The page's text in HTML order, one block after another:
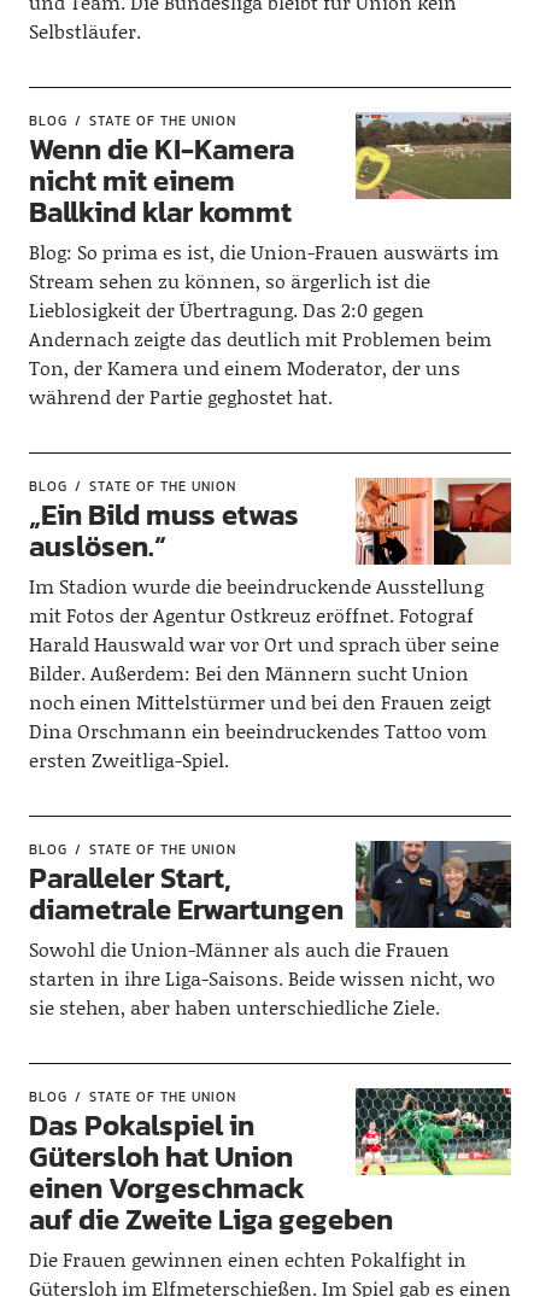
Selbstläufer.
BLOG STATE OF THE UNION
Wenn die KI-Kamera
nicht mit einem
Ballkind klar kommt
Blog: So prima es ist, die Union-Frauen auswärts im
Stream sehen zu können, so ärgerlich ist die
Lieblosigkeit der Übertragung. Das 2:0 gegen
Andernach zeigte das deutlich mit Problemen beim
Ton, der Kamera und einem Moderator, der uns
während der Partie geghostet hat.
BLOG STATE OF THE UNION
„Ein Bild muss etwas
auslösen.“
Im Stadion wurde die beeindruckende Ausstellung
mit Fotos der Agentur Ostkreuz eröffnet. Fotograf
Harald Hauswald war vor Ort und sprach über seine
Bilder. Außerdem: Bei den Männern sucht Union
noch einen Mittelstürmer und bei den Frauen zeigt
Dina Orschmann ein beeindruckendes Tattoo vom
ersten Zweitliga-Spiel.
BLOG STATE OF THE UNION
Paralleler Start,
diametrale Erwartungen
Sowohl die Union-Männer als auch die Frauen
starten in ihre Liga-Saisons. Beide wissen nicht, wo
sie stehen, aber haben unterschiedliche Ziele.
BLOG STATE OF THE UNION
Das Pokalspiel in
Gütersloh hat Union
einen Vorgeschmack
auf die Zweite Liga gegeben
Die Frauen gewinnen einen echten Pokalfight in
Gütersloh im Elfmeterschießen. Im Spiel gab es einen